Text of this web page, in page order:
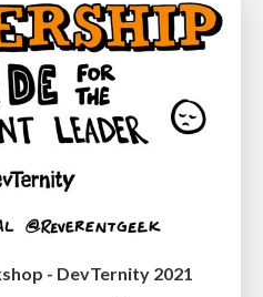
- DevTernity 2021